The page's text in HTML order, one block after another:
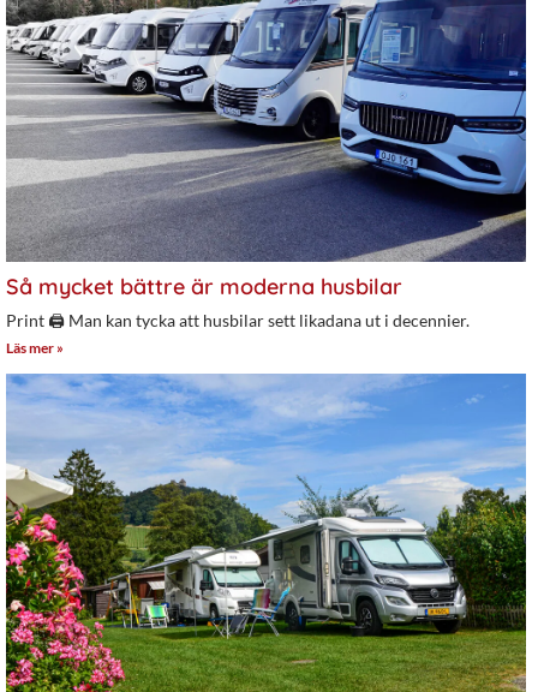
Så mycket bättre är moderna husbilar
Print 🖨 Man kan tycka att husbilar sett likadana ut i decennier.
Läs mer »